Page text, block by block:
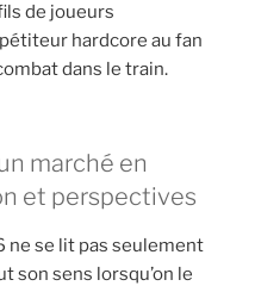
de joueurs
hardcore au fan
dans le train.
marché en
et perspectives
ne se lit pas seulement
son sens lorsqu’on le